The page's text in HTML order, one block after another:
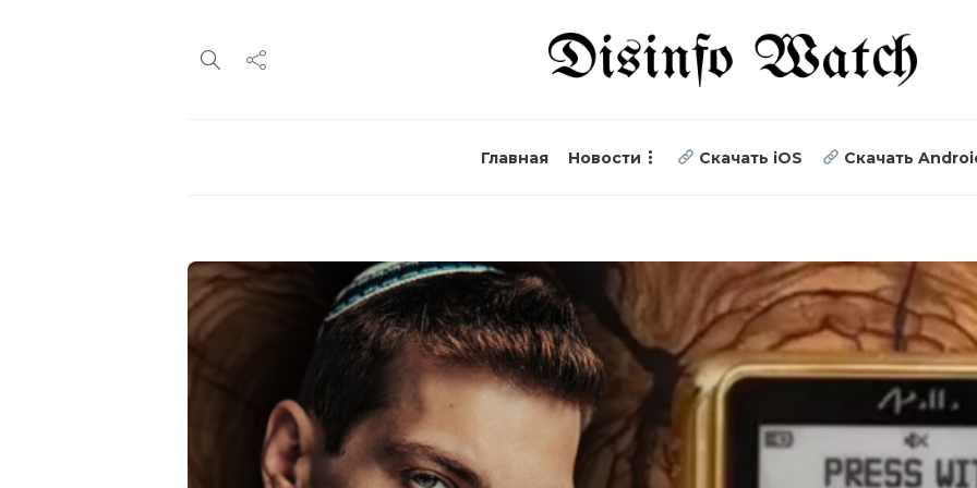
Главная Новости Скачать iOS Скачать